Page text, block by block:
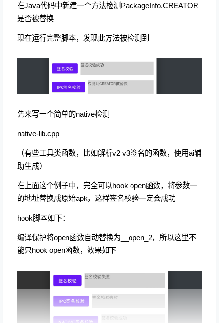
在Java代码中新建一个方法检测PackageInfo.CREATOR
是否被替换
现在运行完整脚本，发现此方法被检测到
先来写一个简单的native检测
native-lib.cpp
（有些工具类函数，比如解析v2 v3签名的函数，使用ai辅
助生成）
在上面这个例子中，完全可以hook open函数，将参数一
的地址替换成原始apk，这样签名校验一定会成功
hook脚本如下：
编译保护将open函数自动替换为__open_2，所以这里不
能只hook open函数，效果如下